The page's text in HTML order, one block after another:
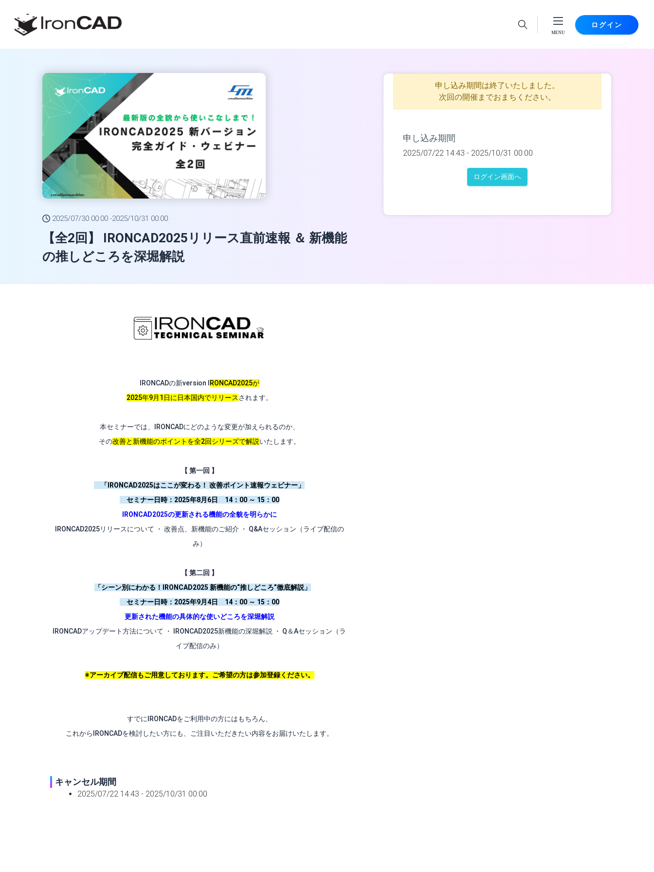
ログイン
トップページ
2025/07/30 00:00 -2025/10/31 00:00
【全2回】 IRONCAD2025リリース直前速報 ＆ 新機能
の推しどころを深堀解説
IRONCADの新version IRONCAD2025が
2025年9月1日に日本国内でリリースされます。
本セミナーでは、IRONCADにどのような変更が加えられるのか、
その改善と新機能のポイントを全2回シリーズで解説いたします。
【 第一回 】
「IRONCAD2025はここが変わる！ 改善ポイント速報ウェビナー」
セミナー日時：2025年8月6日 14：00 ～ 15：00
IRONCAD2025の更新される機能の全貌を明らかに
IRONCAD2025リリースについて ・ 改善点、新機能のご紹介 ・ Q&Aセッション（ライブ配信の
み）
【 第二回 】
「シーン別にわかる！IRONCAD2025 新機能の“推しどころ”徹底解説」
セミナー日時：2025年9月4日 14：00 ～ 15：00
更新された機能の具体的な使いどころを深堀解説
IRONCADアップデート方法について ・ IRONCAD2025新機能の深堀解説 ・ Q＆Aセッション（ラ
イブ配信のみ）
※アーカイブ配信もご用意しております。ご希望の方は参加登録ください。
すでにIRONCADをご利用中の方にはもちろん、
これからIRONCADを検討したい方にも、ご注目いただきたい内容をお届けいたします。
キャンセル期間
2025/07/22 14:43 - 2025/10/31 00:00
申し込み期間は終了いたしました。
次回の開催までおまちください。
申し込み期間
2025/07/22 14:43 - 2025/10/31 00:00
ログイン画面へ